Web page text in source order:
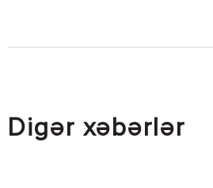
Digər xəbərlər